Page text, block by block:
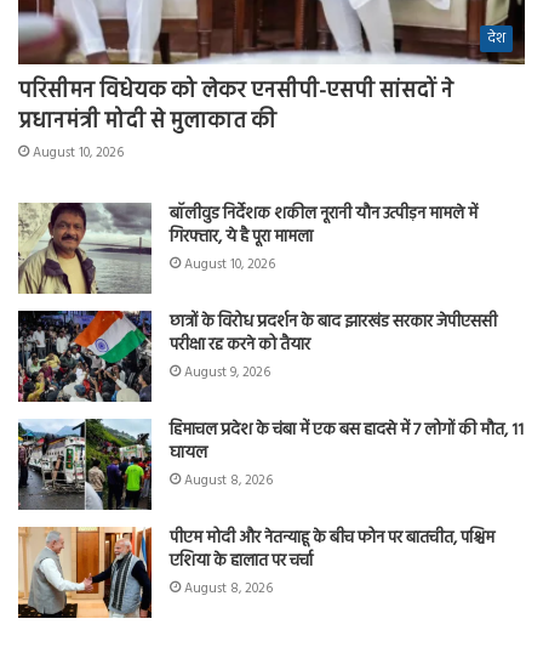
देश
परिसीमन विधेयक को लेकर एनसीपी-एसपी सांसदों ने
प्रधानमंत्री मोदी से मुलाकात की
August 10, 2026
बॉलीवुड निर्देशक शकील नूरानी यौन उत्पीड़न मामले में
गिरफ्तार, ये है पूरा मामला
August 10, 2026
छात्रों के विरोध प्रदर्शन के बाद झारखंड सरकार जेपीएससी
परीक्षा रद्द करने को तैयार
August 9, 2026
हिमाचल प्रदेश के चंबा में एक बस हादसे में 7 लोगों की मौत, 11
घायल
August 8, 2026
पीएम मोदी और नेतन्याहू के बीच फोन पर बातचीत, पश्चिम
एशिया के हालात पर चर्चा
August 8, 2026